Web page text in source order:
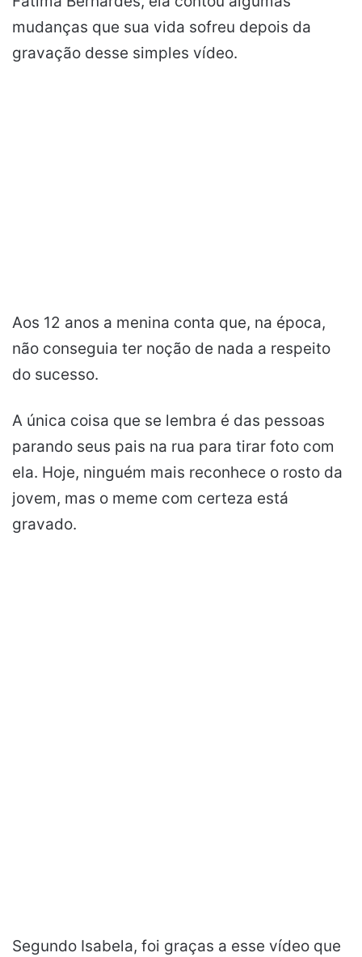
mudanças que sua vida sofreu depois da
gravação desse simples vídeo.
Aos 12 anos a menina conta que, na época,
não conseguia ter noção de nada a respeito
do sucesso.
A única coisa que se lembra é das pessoas
parando seus pais na rua para tirar foto com
ela. Hoje, ninguém mais reconhece o rosto da
jovem, mas o meme com certeza está
gravado.
Segundo Isabela, foi graças a esse vídeo que